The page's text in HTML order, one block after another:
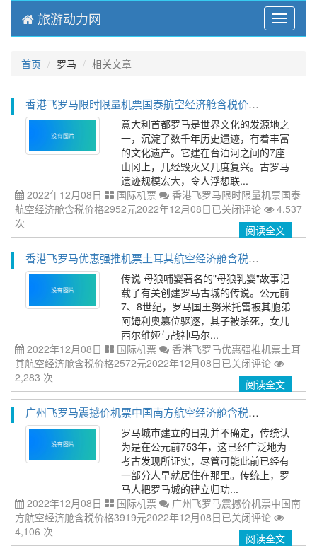
Menu
旅游动力网
首页 罗马 相关文章
香港飞罗马限时限量机票国泰航空经济舱含税价格2952元2022年12月08日
意大利首都罗马是世界文化的发源地之
一，沉淀了数千年历史遗迹，有着丰富
的文化遗产。它建在台泊河之间的7座
山冈上，几经毁灭又几度复兴。古罗马
遗迹规模宏大，令人浮想联...
2022年12月08日
国际机票
香港飞罗马限时限量机票国泰
航空经济舱含税价格2952元2022年12月08日已关闭评论
4,537
次
阅读全文
香港飞罗马优惠强推机票土耳其航空经济舱含税价格2572元2022年12月08日
传说 母狼哺婴著名的"母狼乳婴"故事记
载了有关创建罗马古城的传说。公元前
7、8世纪，罗马国王努米托雷被其胞弟
阿姆利奥篡位驱逐，其子被杀死，女儿
西尔维娅与战神马尔...
2022年12月08日
国际机票
香港飞罗马优惠强推机票土耳
其航空经济舱含税价格2572元2022年12月08日已关闭评论
2,283 次
阅读全文
广州飞罗马震撼价机票中国南方航空经济舱含税价格3919元2022年12月08日
罗马城市建立的日期并不确定，传统认
为是在公元前753年，这已经广泛地为
考古发现所证实，尽管可能此前已经有
一部分人早就居住在那里。传统上，罗
马人把罗马城的建立归功...
2022年12月08日
国际机票
广州飞罗马震撼价机票中国南
方航空经济舱含税价格3919元2022年12月08日已关闭评论
4,106 次
阅读全文